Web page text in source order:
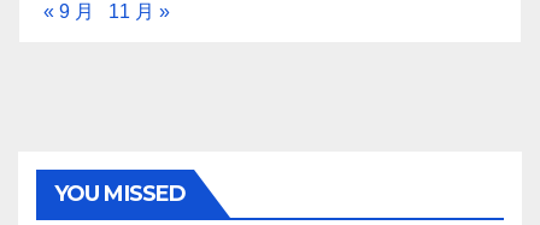
« 9 月 11 月 »
YOU MISSED